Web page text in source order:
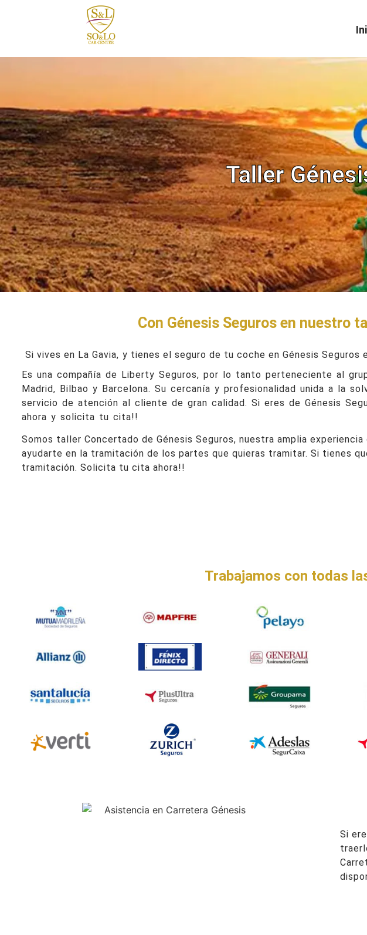
Taller
Con Génesis Seguros en nuestro
Si vives en La Gavia, y tienes el seguro de tu coche en Génesis
Es una compañía de Liberty Seguros, por lo tanto perteneciente al
Madrid, Bilbao y Barcelona. Su cercanía y profesionalidad unida a la
servicio de atención al cliente de gran calidad. Si eres de Génesis
ahora y solicita tu cita!!
Somos taller Concertado de Génesis Seguros, nuestra amplia
ayudarte en la tramitación de los partes que quieras tramitar. Si tienes
tramitación. Solicita tu cita ahora!!
Trabajamos con todas
Si